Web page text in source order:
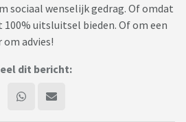
sociaal wenselijk gedrag. Of omdat
uitsluitsel bieden. Of om een
om advies!
dit bericht: